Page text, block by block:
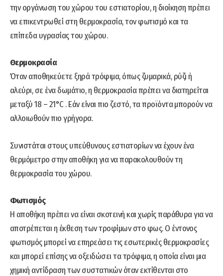
την οργάνωση του χώρου του εστιατορίου, η διοίκηση πρέπει
να επικεντρωθεί στη θερμοκρασία, τον φωτισμό και τα
επίπεδα υγρασίας του χώρου.
Θερμοκρασία
Όταν αποθηκεύετε ξηρά τρόφιμα, όπως ζυμαρικά, ρύζι ή
αλεύρι, σε ένα δωμάτιο, η θερμοκρασία πρέπει να διατηρείται
μεταξύ 18 – 21°C . Εάν είναι πιο ζεστό, τα προϊόντα μπορούν να
αλλοιωθούν πιο γρήγορα.
Συνιστάται στους υπεύθυνους εστιατορίων να έχουν ένα
θερμόμετρο στην αποθήκη για να παρακολουθούν τη
θερμοκρασία του χώρου.
Φωτισμός
Η αποθήκη πρέπει να είναι σκοτεινή και χωρίς παράθυρα για να
αποτρέπεται η έκθεση των τροφίμων στο φως. Ο έντονος
φωτισμός μπορεί να επηρεάσει τις εσωτερικές θερμοκρασίες
και μπορεί επίσης να οξειδώσει τα τρόφιμα, η οποία είναι μια
χημική αντίδραση των συστατικών όταν εκτίθενται στο